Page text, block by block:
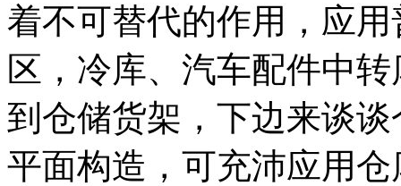
着不可替代的作用，应
区，冷库、汽车配件中
到仓储货架，下边来谈
平面构造，可充沛应用